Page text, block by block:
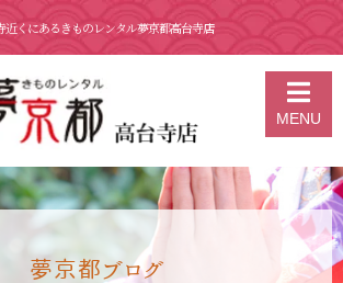
くにあるきものレンタル夢京都高台寺店
MENU
京都 高台寺店
5月14日京都 着物レン
夢京都ブログ